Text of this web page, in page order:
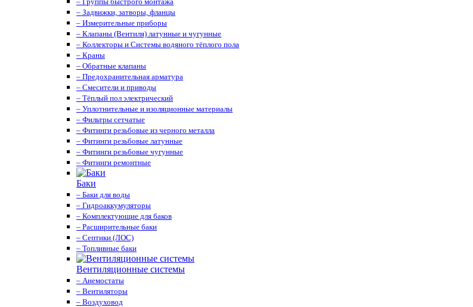
– Задвижки, затворы, фланцы
– Измерительные приборы
– Клапаны (Вентиля) латунные и чугунные
– Коллекторы и Системы водяного тёплого пола
– Краны
– Обратные клапаны
– Предохранительная арматура
– Смесители и приводы
– Тёплый пол электрический
– Уплотнительные и изоляционные материалы
– Фильтры сетчатые
– Фитинги резьбовые из черного металла
– Фитинги резьбовые латунные
– Фитинги резьбовые чугунные
– Фитинги ремонтные
Баки
– Баки для воды
– Гидроаккумуляторы
– Комплектующие для баков
– Расширительные баки
– Септики (ЛОС)
– Топливные баки
Вентиляционные системы
– Анемостаты
– Вентиляторы
– Воздуховод